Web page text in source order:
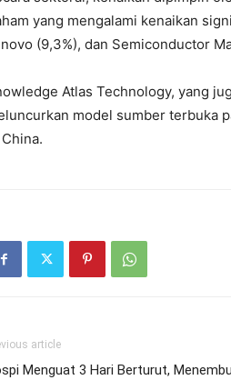
yang mengalami kenaikan
(9,3%), dan Semiconductor
Atlas Technology, yang
model sumber terbuka
article
Menguat 3 Hari Berturut,